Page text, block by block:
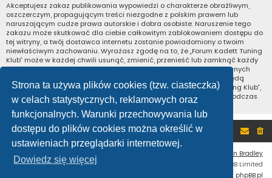
Strona ta używa plików cookies (tzw. ciasteczka)
w celach statystycznych, reklamowych oraz
funkcjonalnych. Warunki przechowywania lub
dostępu do plików cookies można określić w
ustawieniach przeglądarki internetowej.
Dowiedz się więcej
Akceptujesz zakaz publikowania wypowiedzi o charakterze obraźliwym,
oszczerczym, propagującym treści niezgodne z polskim prawem lub
naruszającym cudze prawa autorskie i dobra osobiste. Naruszenie tego
zakazu może skutkować dla ciebie całkowitym zablokowaniem dostępu do
tej witryny, a twój dostawca internetu zostanie powiadomiony o twoim
niewłaściwym zachowaniu. Wyrażasz zgodę na to, że „Forum Kadett Tuning
Klub” może w każdej chwili usunąć, zmienić, przenieść lub zamknąć każdy
twój temat, post. Wyrażasz zgodę na zapisywanie wszystkich podanych
przez ciebie informacji w naszej bazie danych. Informacje te nie będą
przekazywane nikomu bez twojej zgody, ale ani „Forum Kadett Tuning Klub”,
ani phpBB nie ponosi odpowiedzialności za włamania do witryny, podczas
których może dojść do kradzieży danych.
Portal Forum
Ian Bradley
Technologię dostarcza
® Forum Software © phpBB Limited
phpBB.pl